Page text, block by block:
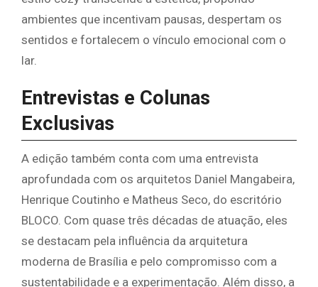
ambientes que incentivam pausas, despertam os
sentidos e fortalecem o vínculo emocional com o
lar.
Entrevistas e Colunas
Exclusivas
A edição também conta com uma entrevista
aprofundada com os arquitetos Daniel Mangabeira,
Henrique Coutinho e Matheus Seco, do escritório
BLOCO. Com quase três décadas de atuação, eles
se destacam pela influência da arquitetura
moderna de Brasília e pelo compromisso com a
sustentabilidade e a experimentação. Além disso, a